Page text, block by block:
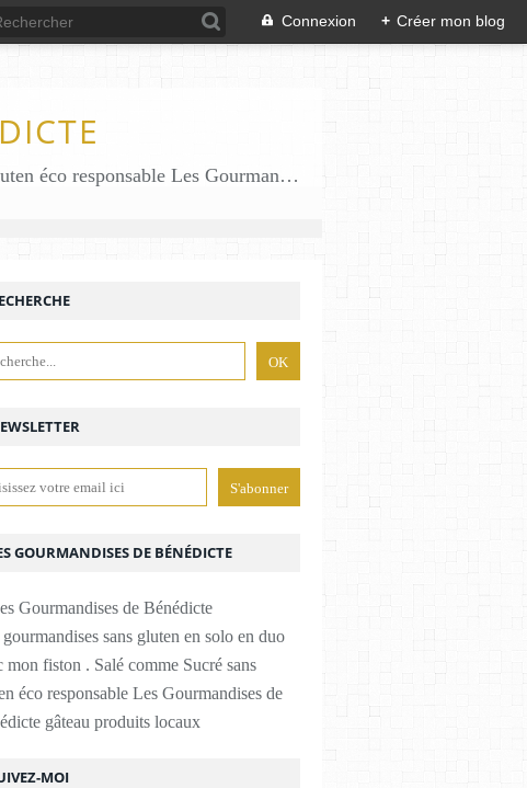
Connexion + Créer mon blog
Des gourmandises sans gluten en solo en duo avec mon fiston . Salé comme Sucré sans gluten éco responsable Les Gourmandises de Bénédicte gâteau produits locaux
MOI
GOURMANDISES DE BÉNÉDICTE
sans gluten en solo en duo
mon fiston . Salé comme Sucré sans
éco responsable Les Gourmandises de
gâteau produits locaux